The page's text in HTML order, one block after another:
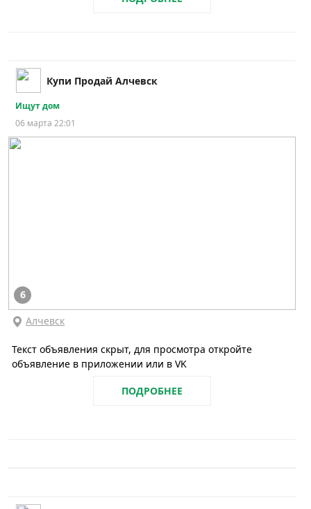
Купи Продай Алчевск
Ищут дом
06 марта 22:01
6
Алчевск
Текст объявления скрыт, для просмотра откройте
объявление в приложении или в VK
ПОДРОБНЕЕ